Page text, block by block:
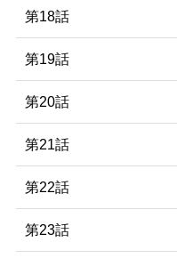
第18話
第19話
第20話
第21話
第22話
第23話